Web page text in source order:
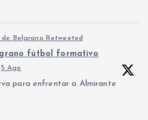
de Belgrano Retweeted
fútbol formativo
5 Ago
para enfrentar a Almirante